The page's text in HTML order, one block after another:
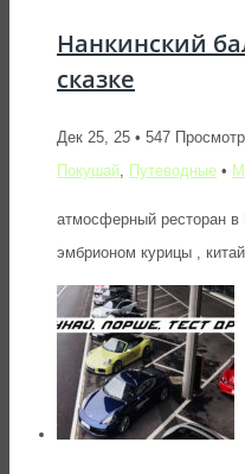
Нанкинский
сказке
Дек 25, 25 • 547
Покушай Путеводные •
атмосферный ресторан в
эмбрионом курицы ,